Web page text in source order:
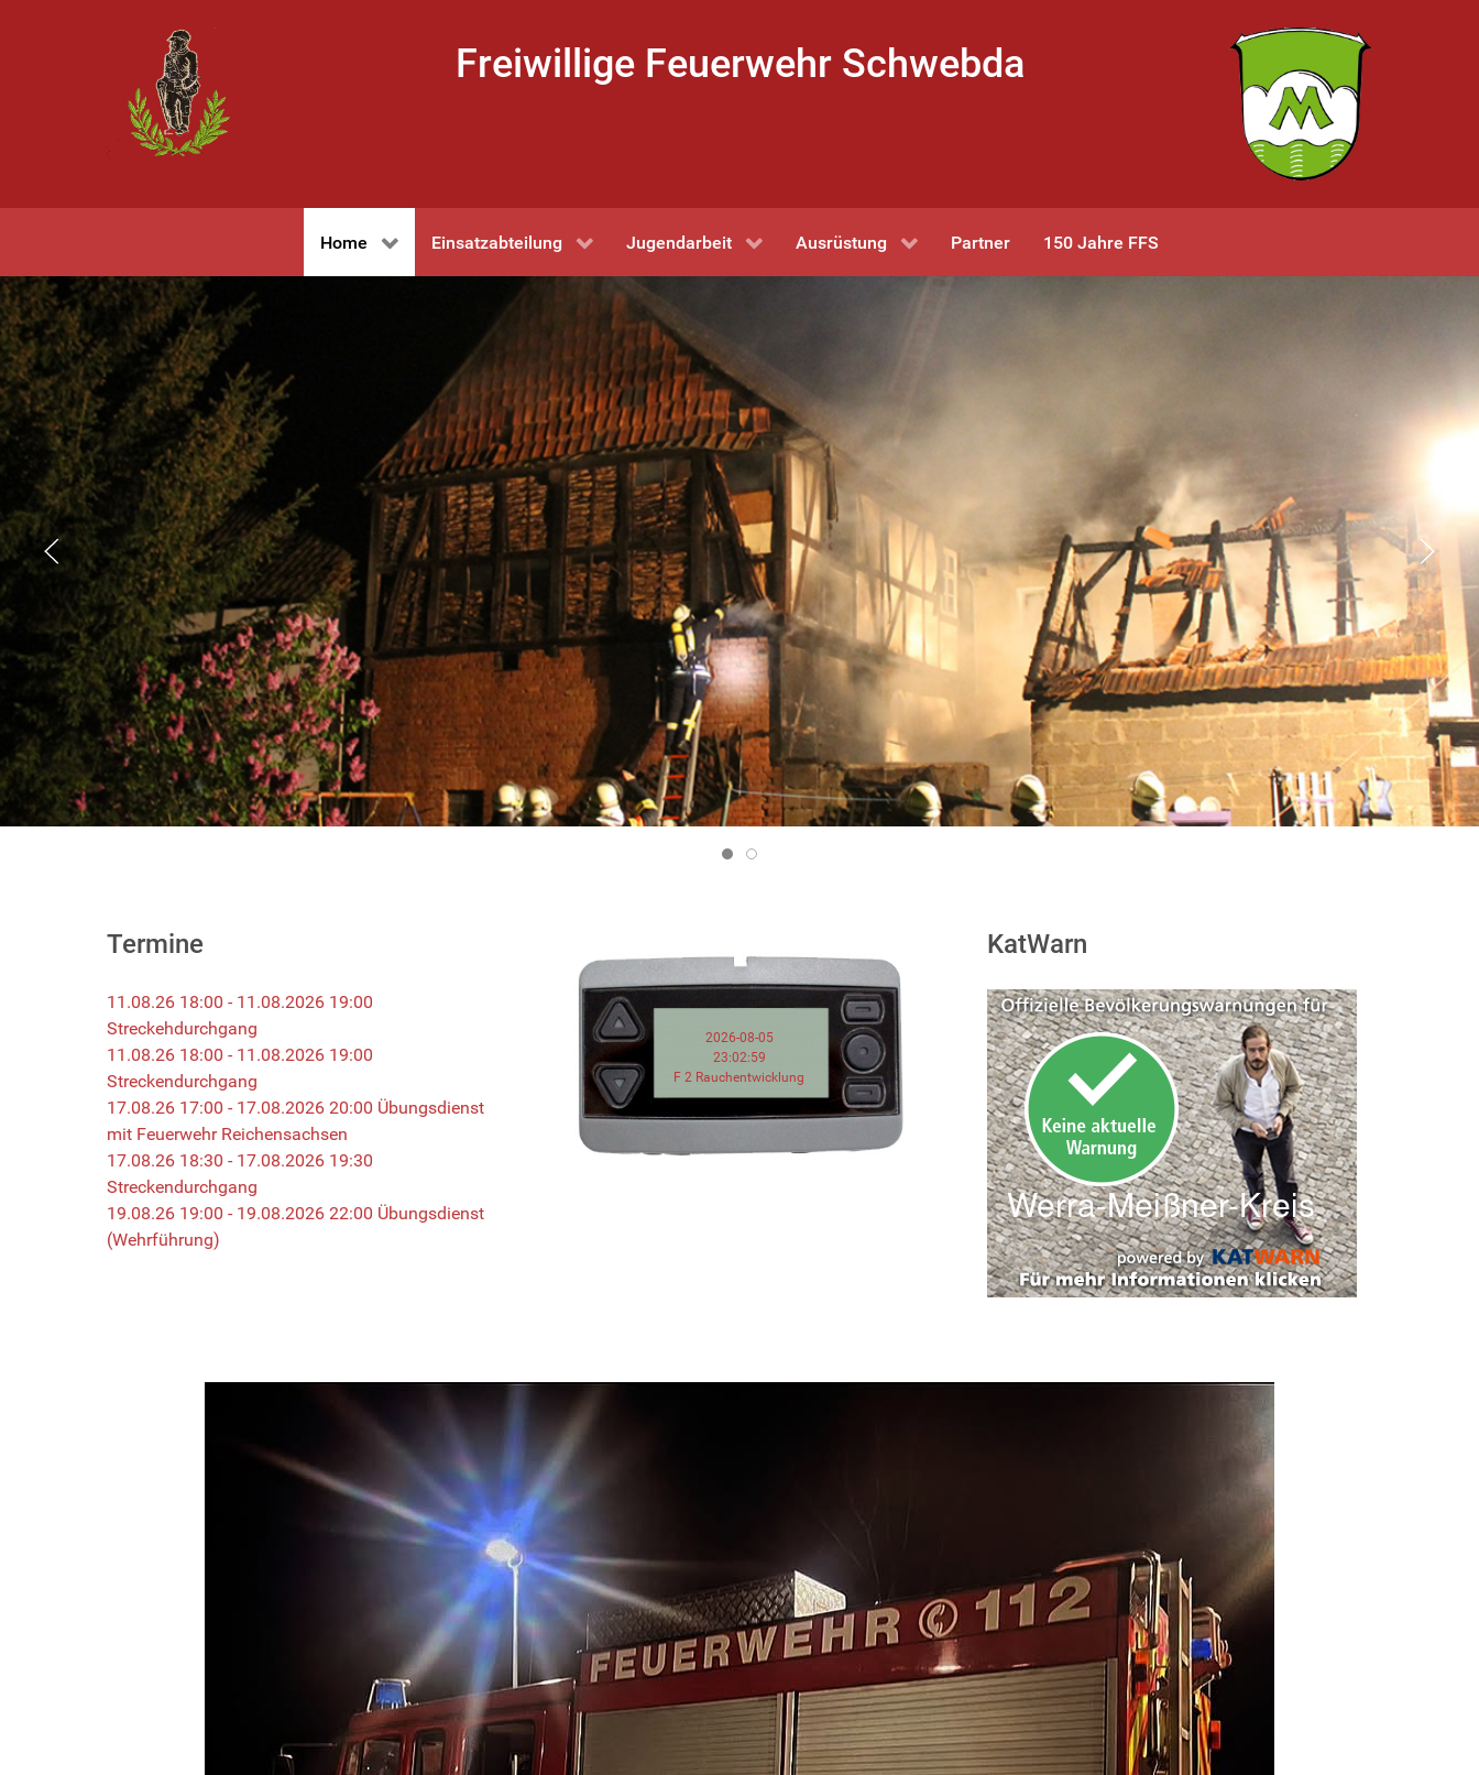
Freiwillige Feuerwehr Schwebda
Home Einsatzabteilung Jugendarbeit Ausrüstung Partner 150 Jahre FFS
Termine
11.08.26 18:00 - 11.08.2026 19:00
Streckehdurchgang
11.08.26 18:00 - 11.08.2026 19:00
Streckendurchgang
17.08.26 17:00 - 17.08.2026 20:00 Übungsdienst
mit Feuerwehr Reichensachsen
17.08.26 18:30 - 17.08.2026 19:30
Streckendurchgang
19.08.26 19:00 - 19.08.2026 22:00 Übungsdienst
(Wehrführung)
2026-08-05
23:02:59
F 2 Rauchentwicklung
KatWarn